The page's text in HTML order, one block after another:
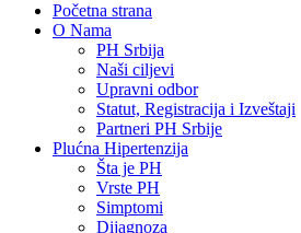
Početna strana
O Nama
PH Srbija
Naši ciljevi
Upravni odbor
Statut, Registracija i Izveštaji
Partneri PH Srbije
Plućna Hipertenzija
Šta je PH
Vrste PH
Simptomi
Dijagnoza